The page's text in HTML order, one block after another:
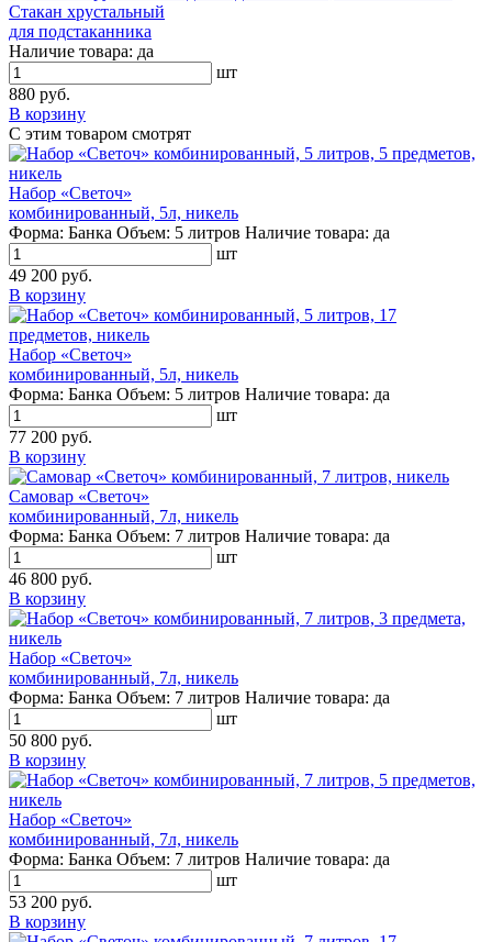
Стакан хрустальный
для подстаканника
Наличие товара: да
шт
880 руб.
В корзину
С этим товаром смотрят
Набор «Светоч»
комбинированный, 5л, никель
Форма: Банка Объем: 5 литров Наличие товара: да
шт
49 200 руб.
В корзину
Набор «Светоч»
комбинированный, 5л, никель
Форма: Банка Объем: 5 литров Наличие товара: да
шт
77 200 руб.
В корзину
Самовар «Светоч»
комбинированный, 7л, никель
Форма: Банка Объем: 7 литров Наличие товара: да
шт
46 800 руб.
В корзину
Набор «Светоч»
комбинированный, 7л, никель
Форма: Банка Объем: 7 литров Наличие товара: да
шт
50 800 руб.
В корзину
Набор «Светоч»
комбинированный, 7л, никель
Форма: Банка Объем: 7 литров Наличие товара: да
шт
53 200 руб.
В корзину